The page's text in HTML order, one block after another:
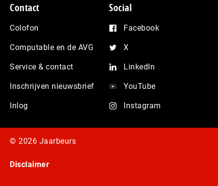
Contact
Colofon
Computable en de AVG
Service & contact
Inschrijven nieuwsbrief
Inlog
Social
Facebook
X
LinkedIn
YouTube
Instagram
© 2026 Jaarbeurs
Disclaimer